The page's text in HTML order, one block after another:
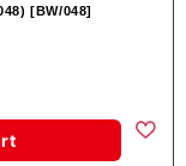
[BW/048]